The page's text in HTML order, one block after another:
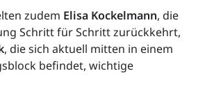
zudem Elisa Kockelmann, die
Schritt für Schritt zurückkehrt,
, die sich aktuell mitten in einem
befindet, wichtige